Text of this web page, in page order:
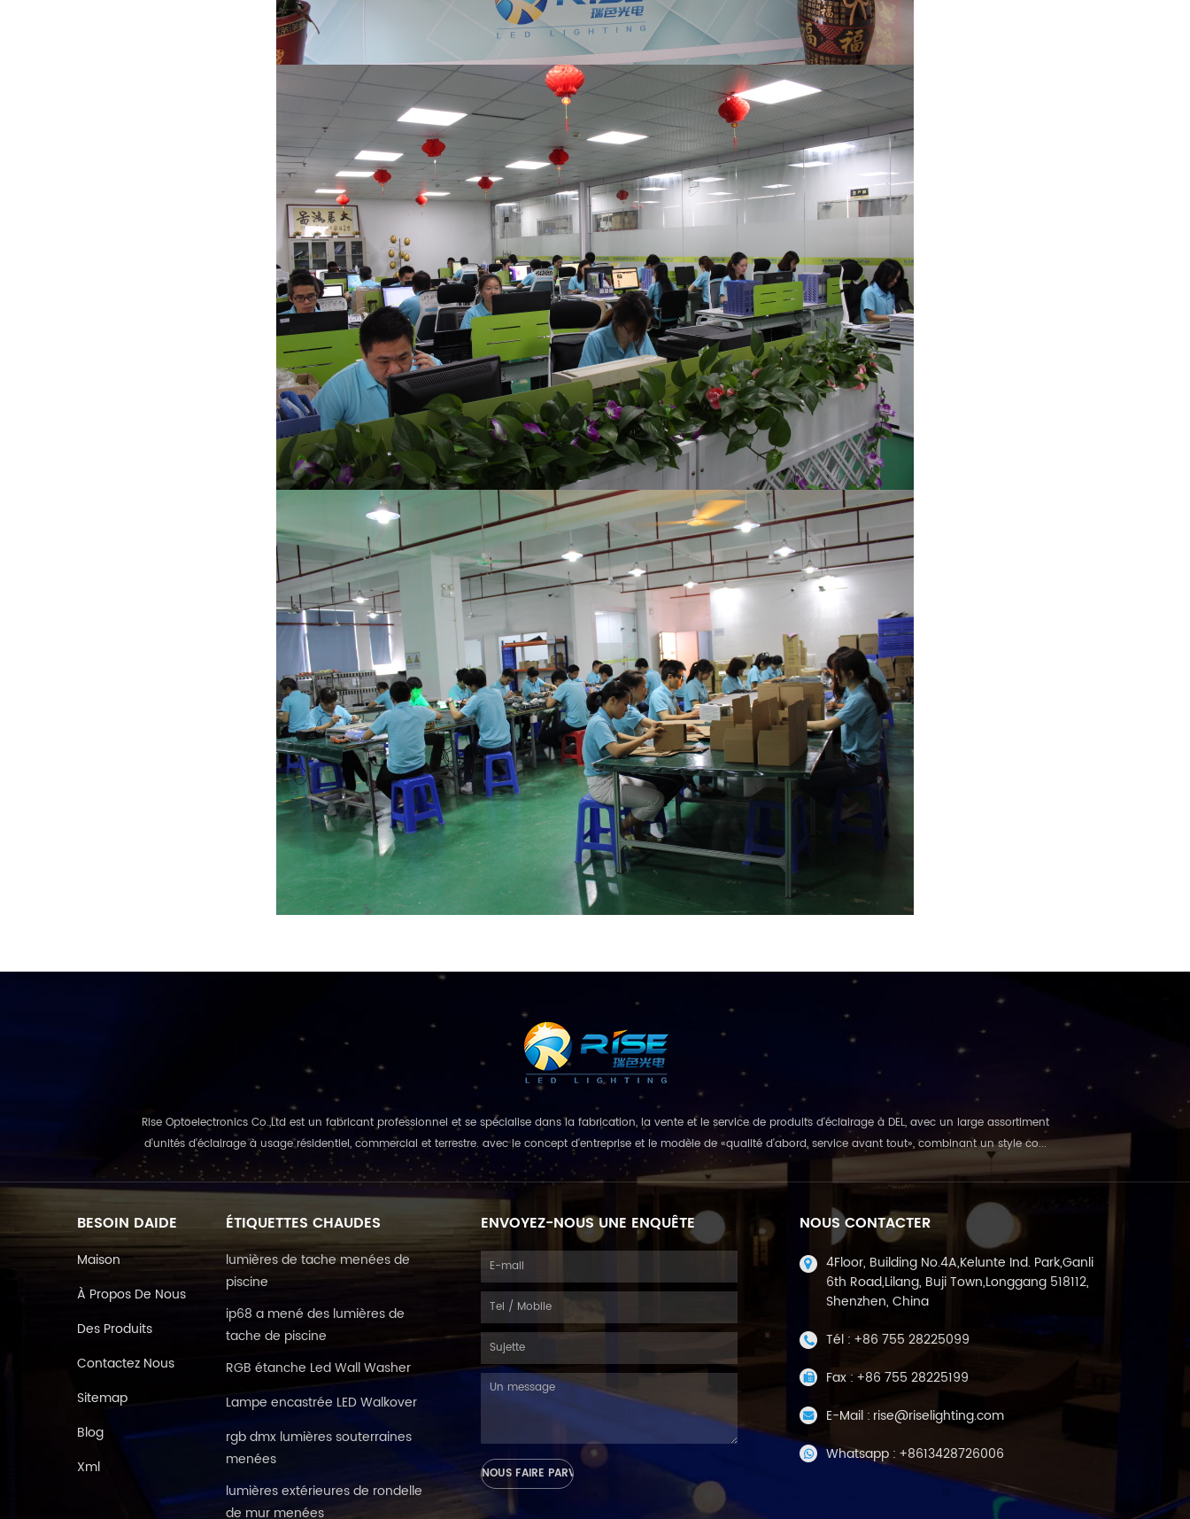
Rise Optoelectronics Co.,Ltd est un fabricant professionnel et se spécialise dans la fabrication, la vente et le service de produits d'éclairage à DEL, avec un large assortiment
d'unités d'éclairage à usage résidentiel, commercial et terrestre. avec le concept d'entreprise et le modèle de «qualité d'abord, service avant tout», combinant un style co...
BESOIN DAIDE
Maison
À Propos De Nous
Des Produits
Contactez Nous
Sitemap
Blog
Xml
ÉTIQUETTES CHAUDES
lumières de tache menées de
piscine
ip68 a mené des lumières de
tache de piscine
RGB étanche Led Wall Washer
Lampe encastrée LED Walkover
rgb dmx lumières souterraines
menées
lumières extérieures de rondelle
de mur menées
ENVOYEZ-NOUS UNE ENQUÊTE NOUS CONTACTER
4Floor, Building No.4A,Kelunte Ind. Park,Ganli
6th Road,Lilang, Buji Town,Longgang 518112,
Shenzhen, China
Tél : +86 755 28225099
Fax :+86 755 28225199
E-Mail : rise@riselighting.com
Whatsapp : +8613428726006